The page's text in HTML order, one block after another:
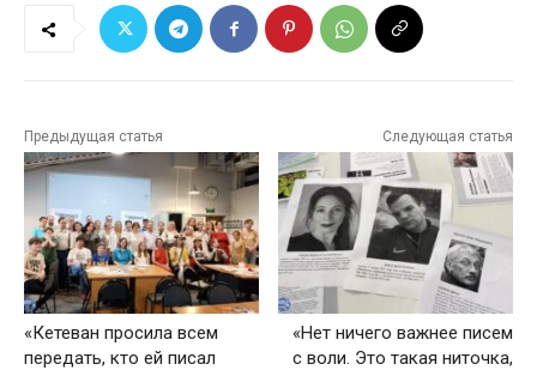
Предыдущая статья
«Кетеван просила всем
передать, кто ей писал
Следующая статья
«Нет ничего важнее писем
с воли. Это такая ниточка,